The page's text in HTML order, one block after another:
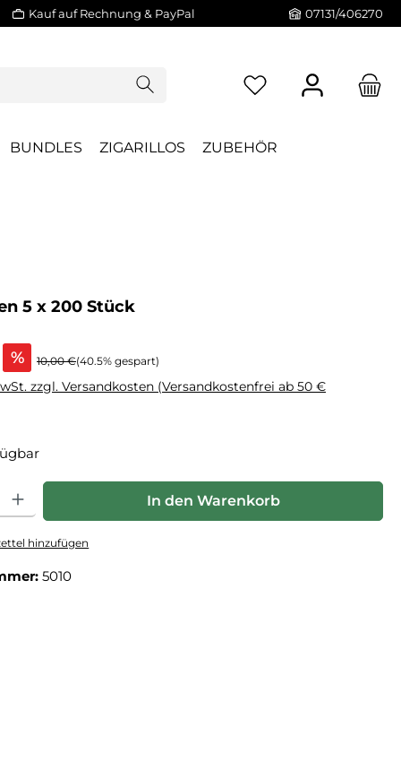
Kauf auf Rechnung & PayPal 07131/406270
BUNDLES ZIGARILLOS ZUBEHÖR
5 x 200 Stück
% 10,00 €(40.5% gespart)
zzgl. Versandkosten (Versandkostenfrei ab 50 €
Gib den gewünschten Wert ein oder benutze die Schaltflächen um die
In den Warenkorb
hinzufügen
5010